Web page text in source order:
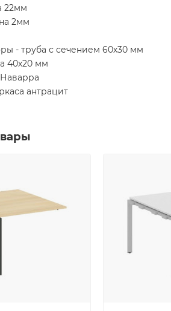
22мм
2мм
- труба с сечением 60х30 мм
40х20 мм
антрацит